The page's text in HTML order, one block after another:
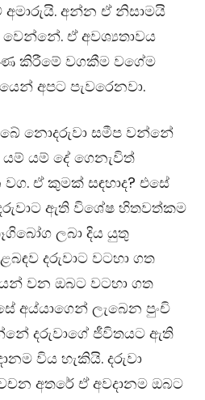
අන්න ඒ නිසාමයි
වෙන්නේ. ඒ අවශ්‍යතාවය
කිරීමේ වගකීම වගේම
අපට පැවරෙනවා.
නොදරුවා සමීප වන්නේ
යම් දේ ගෙනැවිත්
ඒ කුමක් සඳහාද? එසේ
ඇති විශේෂ හිතවත්කම
ලබා දිය යුතු
ඳව දරුවාට වටහා ගත
වන ඔබට වටහා ගත
අය්යාගෙන් ලැබෙන පුංචි
දරුවාගේ ජීවිතයට ඇති
විය හැකියි. දරුවා
අතරේ ඒ අවදානම ඔබට